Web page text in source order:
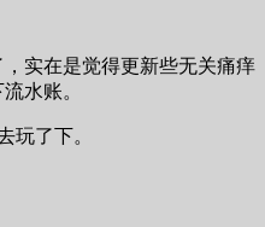
实在是觉得更新些无关痛痒
水账。
玩了下。